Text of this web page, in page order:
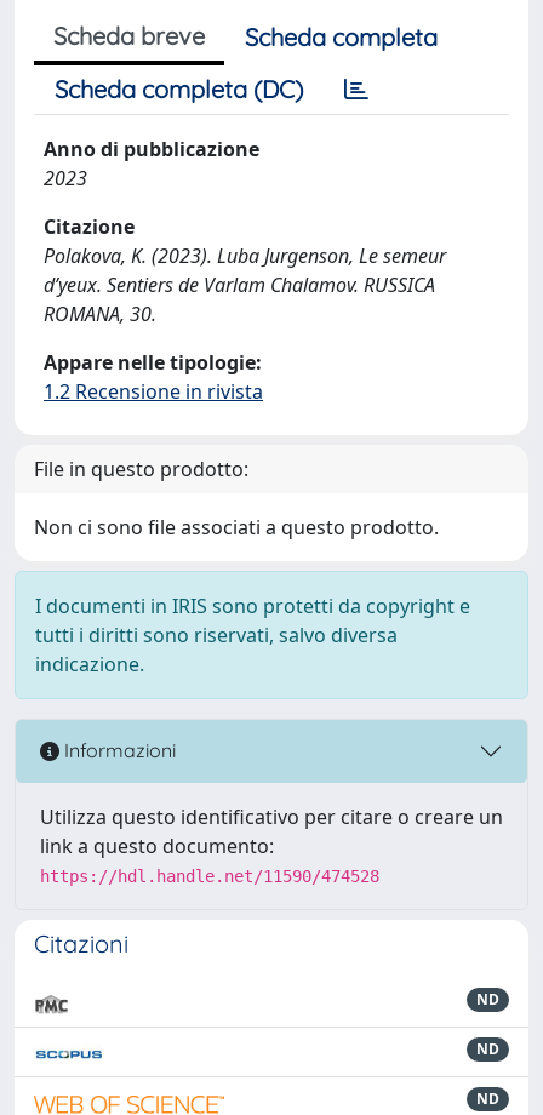
Scheda breve
Scheda completa
Scheda completa (DC)
Anno di pubblicazione
2023
Citazione
Polakova, K. (2023). Luba Jurgenson, Le semeur
d’yeux. Sentiers de Varlam Chalamov. RUSSICA
ROMANA, 30.
Appare nelle tipologie:
1.2 Recensione in rivista
File in questo prodotto:
Non ci sono file associati a questo prodotto.
I documenti in IRIS sono protetti da copyright e
tutti i diritti sono riservati, salvo diversa
indicazione.
Informazioni
Utilizza questo identificativo per citare o creare un
link a questo documento:
https://hdl.handle.net/11590/474528
Citazioni
ND
ND
ND